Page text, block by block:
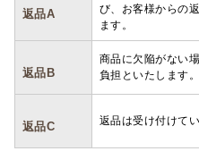
返品A
び、お客様からの
ます。
返品B
商品に欠陥がない
負担といたします。
返品C 返品は受け付けて